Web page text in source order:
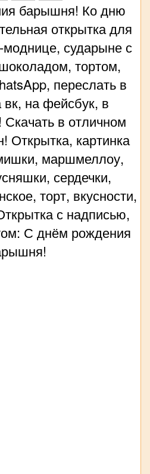
барышня! Ко дню
открытка для
сударыне с
тортом,
переслать в
вк, на фейсбук, в
Скачать в отличном
Открытка, картинка
маршмеллоу,
сердечки,
торт, вкусности,
с надписью,
С днём рождения